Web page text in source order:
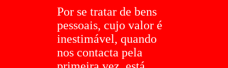
Por se tratar de bens
pessoais, cujo valor é
inestimável, quando
nos contacta pela